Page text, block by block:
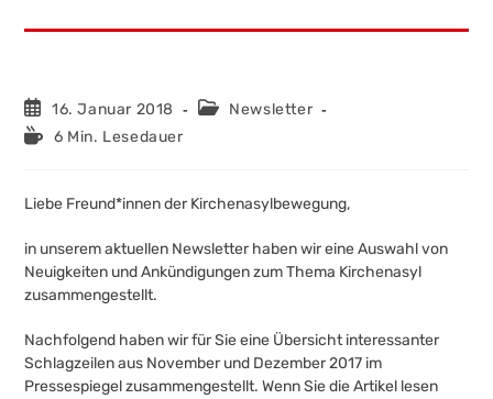
Beitrag
veröffentlicht:
16. Januar 2018
Beitrags-
Newsletter
Lesedauer:
6 Min. Lesedauer
Liebe Freund*innen der Kirchenasylbewegung,
in unserem aktuellen Newsletter haben wir eine Auswahl von
Neuigkeiten und Ankündigungen zum Thema Kirchenasyl
zusammengestellt.
Nachfolgend haben wir für Sie eine Übersicht interessanter
Schlagzeilen aus November und Dezember 2017 im
Pressespiegel zusammengestellt. Wenn Sie die Artikel lesen